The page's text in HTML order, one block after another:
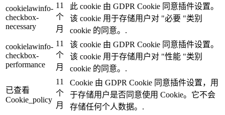
cookielawinfo-
checkbox-
necessary
11
个
月
此 cookie 由 GDPR Cookie 同意插件设置。
该 cookie 用于存储用户对 "必要 "类别
cookie 的同意。.
cookielawinfo-
checkbox-
performance
11
个
月
该 cookie 由 GDPR Cookie 同意插件设置。
该 cookie 用于存储用户对 "性能 "类别
cookie 的同意。.
已查看
Cookie_policy
11
个
月
Cookie 由 GDPR Cookie 同意插件设置，用
于存储用户是否同意使用 Cookie。它不会
存储任何个人数据。.